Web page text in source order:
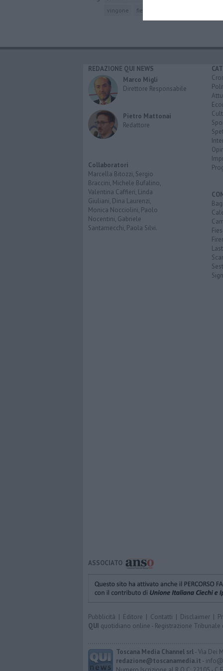
vingone
fiesole
REDAZIONE QUI NEWS
Marco Migli
Direttore Responsabile
Pietro Mattonai
Redattore
Collaboratori
Marcella Bitozzi, Sergio
Braccini, Michele Bufalino,
Valentina Caffieri, Linda
Giuliani, Dina Laurenzi,
Monica Nocciolini, Paolo
Nocentini, Gabriele
Santarnecchi, Paola Silvi.
ASSOCIATO
Pubblicità | Editore | Contatti | Disclaimer |
QUI quotidiano online - Registrazione Tribunale
Toscana Media Channel srl- Via Dei
redazione@toscanamedia.it -